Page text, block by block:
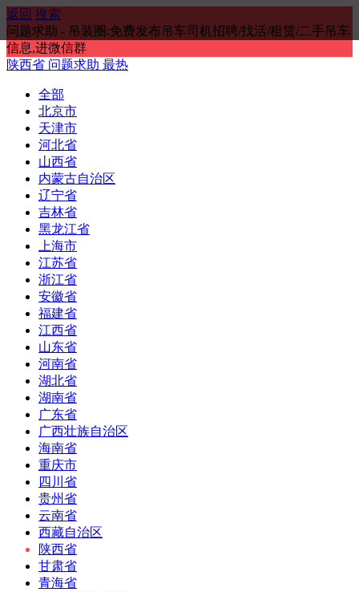
返回 搜索
问题求助 - 吊装圈:免费发布吊车司机招聘/找活/租赁/二手吊车
信息,进微信群
陕西省 问题求助 最热
全部
北京市
天津市
河北省
山西省
内蒙古自治区
辽宁省
吉林省
黑龙江省
上海市
江苏省
浙江省
安徽省
福建省
江西省
山东省
河南省
湖北省
湖南省
广东省
广西壮族自治区
海南省
重庆市
四川省
贵州省
云南省
西藏自治区
陕西省
甘肃省
青海省